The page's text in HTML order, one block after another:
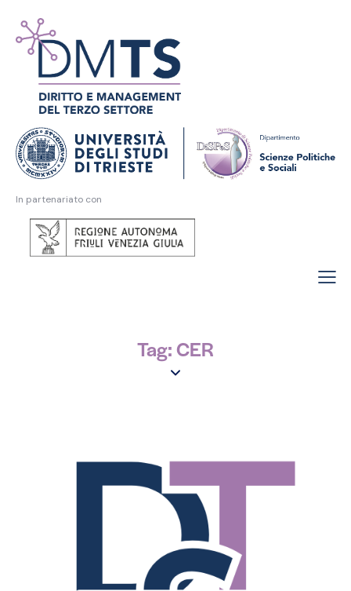
In partenariato con
Tag: CER